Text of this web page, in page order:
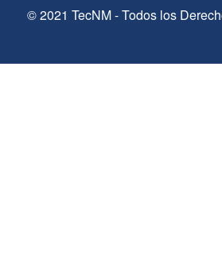
© 2021 TecNM - Todos los